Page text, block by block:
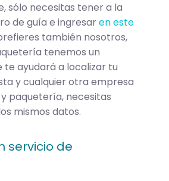
sólo necesitas tener a la
de guía e ingresaren este
también nosotros,
tenemos un
te ayudará a localizar tu
y cualquier otra empresa
paquetería, necesitas
mismos datos.
servicio de